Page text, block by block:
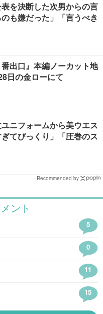
を決断した次男からの言
も嫌だった」「言うべき
出口』本編ノーカット地
日の金ローにて
ニフォームから美ウエス
てびっくり」「圧巻のス
Recommended by